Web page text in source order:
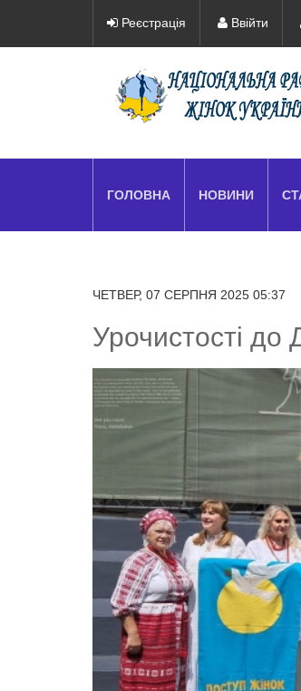
Реєстрація Ввійти
ГОЛОВНА НОВИНИ
ЧЕТВЕР, 07 СЕРПНЯ 2025 05:37
Урочистості до